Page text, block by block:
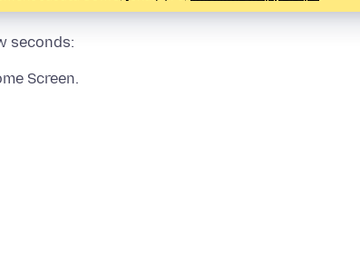
seconds:
Screen.